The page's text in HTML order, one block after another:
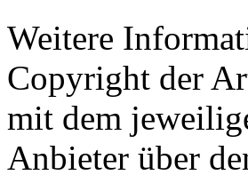
Weitere
Copyright der
mit dem
Anbieter über